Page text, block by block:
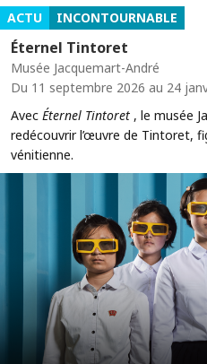
ACTU INCONTOURNABLE
Éternel Tintoret
Musée Jacquemart-André
Du 11 septembre 2026 au 24
Avec Éternel Tintoret , le musée
redécouvrir l’œuvre de Tintoret,
vénitienne.